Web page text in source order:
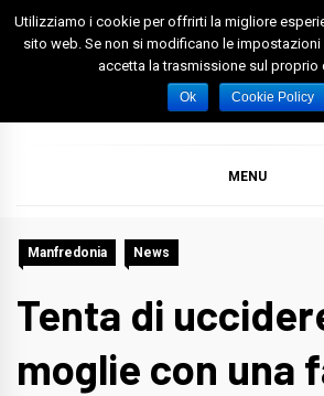
Skip
Spazio Foggia
Foggia News Calcio Eventi e
MENU
Manfredonia News
Tenta di
moglie con una
Utilizziamo i cookie per offrirti la migliore
sito web. Se non si modificano le
accetta la trasmissione sul proprio
Ok Cookie Policy